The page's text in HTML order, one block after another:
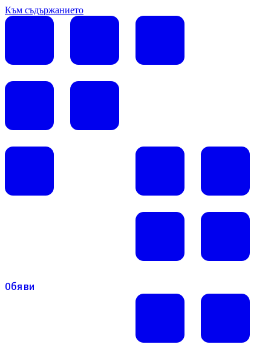
Към съдържанието
Обяви